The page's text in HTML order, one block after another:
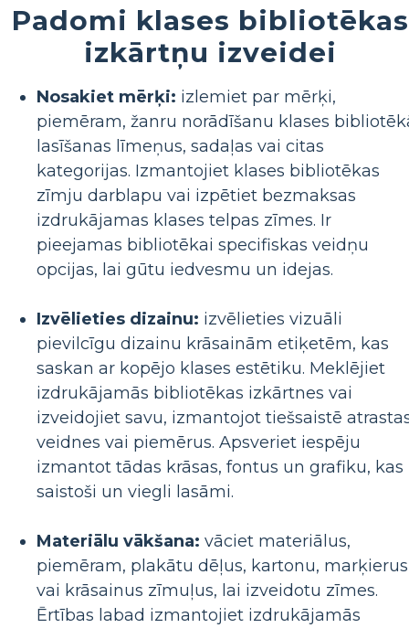
Padomi klases bibliotēkas
izkārtņu izveidei
Nosakiet mērķi: izlemiet par mērķi,
piemēram, žanru norādīšanu klases
lasīšanas līmeņus, sadaļas vai citas
kategorijas. Izmantojiet klases bibliotēkas
zīmju darblapu vai izpētiet bezmaksas
izdrukājamas klases telpas zīmes. Ir
pieejamas bibliotēkai specifiskas veidņu
opcijas, lai gūtu iedvesmu un idejas.
Izvēlieties dizainu: izvēlieties vizuāli
pievilcīgu dizainu krāsainām etiķetēm, kas
saskan ar kopējo klases estētiku. Meklējiet
izdrukājamās bibliotēkas izkārtnes vai
izveidojiet savu, izmantojot tiešsaistē
veidnes vai piemērus. Apsveriet iespēju
izmantot tādas krāsas, fontus un grafiku, kas
saistoši un viegli lasāmi.
Materiālu vākšana: vāciet materiālus,
piemēram, plakātu dēļus, kartonu, marķierus
vai krāsainus zīmuļus, lai izveidotu zīmes.
Ērtības labad izmantojiet izdrukājamās